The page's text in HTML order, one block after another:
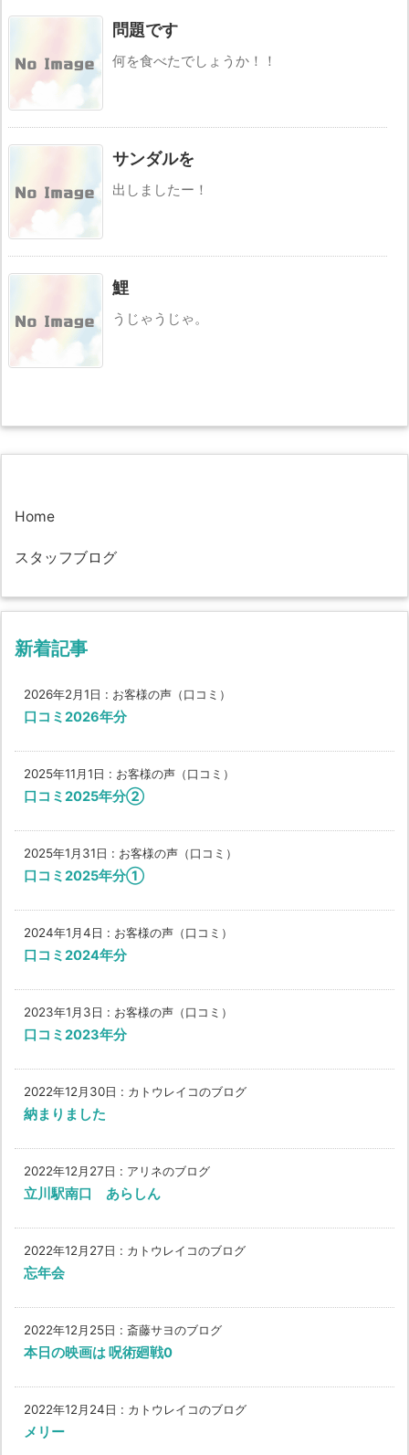
問題です
何を食べたでしょうか！！
サンダルを
出しましたー！
鯉
うじゃうじゃ。
Home
スタッフブログ
新着記事
2026年2月1日 : お客様の声（口コミ）
口コミ2026年分
2025年11月1日 : お客様の声（口コミ）
口コミ2025年分②
2025年1月31日 : お客様の声（口コミ）
口コミ2025年分①
2024年1月4日 : お客様の声（口コミ）
口コミ2024年分
2023年1月3日 : お客様の声（口コミ）
口コミ2023年分
2022年12月30日 : カトウレイコのブログ
納まりました
2022年12月27日 : アリネのブログ
立川駅南口 あらしん
2022年12月27日 : カトウレイコのブログ
忘年会
2022年12月25日 : 斎藤サヨのブログ
本日の映画は 呪術廻戦0
2022年12月24日 : カトウレイコのブログ
メリー